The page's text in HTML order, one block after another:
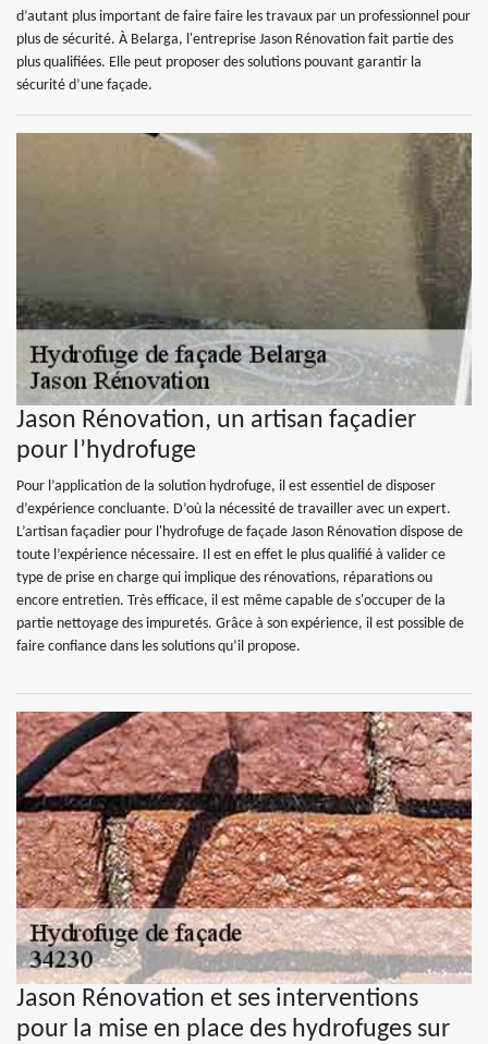
d’autant plus important de faire faire les travaux par un professionnel pour
plus de sécurité. À Belarga, l'entreprise Jason Rénovation fait partie des
plus qualifiées. Elle peut proposer des solutions pouvant garantir la
sécurité d’une façade.
Jason Rénovation, un artisan façadier
pour l’hydrofuge
Pour l’application de la solution hydrofuge, il est essentiel de disposer
d’expérience concluante. D’où la nécessité de travailler avec un expert.
L’artisan façadier pour l'hydrofuge de façade Jason Rénovation dispose de
toute l’expérience nécessaire. Il est en effet le plus qualifié à valider ce
type de prise en charge qui implique des rénovations, réparations ou
encore entretien. Très efficace, il est même capable de s'occuper de la
partie nettoyage des impuretés. Grâce à son expérience, il est possible de
faire confiance dans les solutions qu’il propose.
Jason Rénovation et ses interventions
pour la mise en place des hydrofuges sur